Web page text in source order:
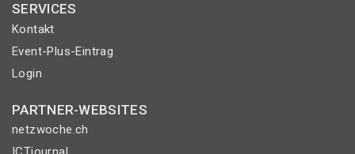
SERVICES
Kontakt
Event-Plus-Eintrag
Login
PARTNER-WEBSITES
netzwoche.ch